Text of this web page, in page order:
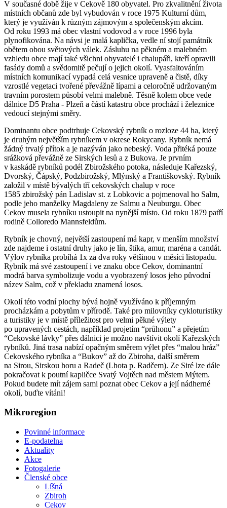
V současné době žije v Cekově 180 obyvatel. Pro zkvalitnění života
místních občanů zde byl vybudován v roce 1975 Kulturní dům,
který je využíván k různým zájmovým a společenským akcím.
Od roku 1993 má obec vlastní vodovod a v roce 1996 byla
plynofikována. Na návsi je malá kaplička, vedle ní stojí památník
obětem obou světových válek. Zásluhu na pěkném a malebném
vzhledu obce mají také všichni obyvatelé i chalupáři, kteří opravili
fasády domů a svědomitě pečují o jejich okolí. Vyasfaltováním
místních komunikací vypadá celá vesnice upraveně a čistě, díky
vzrostlé vegetaci tvořené převážně lípami a celoročně udržovaným
travním porostem působí velmi malebně. Těsně kolem obce vede
dálnice D5 Praha - Plzeň a částí katastru obce prochází i železnice
vedoucí stejnými směry.
Dominantu obce podtrhuje Cekovský rybník o rozloze 44 ha, který
je druhým největším rybníkem v okrese Rokycany. Rybník nemá
žádný trvalý přítok a je nazýván jako nebeský. Voda přitéká pouze
srážková převážně ze Sirských lesů a z Bukova. Je prvním
v kaskádě rybníků podél Zbirožského potoka, následuje Kařezský,
Dvorský, Čápský, Podzbirožský, Mlýnský a Františkovský. Rybník
založil v místě bývalých tří cekovských chalup v roce
1585 zbirožský pán Ladislav st. z Lobkovic a pojmenoval ho Salm,
podle jeho manželky Magdaleny ze Salmu a Neuburgu. Obec
Cekov musela rybníku ustoupit na nynější místo. Od roku 1879 patří
rodině Colloredo Mannsfeldům.
Rybník je chovný, největší zastoupení má kapr, v menším množství
zde najdeme i ostatní druhy jako je lín, štika, amur, maréna a candát.
Výlov rybníka probíhá 1x za dva roky většinou v měsíci listopadu.
Rybník má své zastoupení i ve znaku obce Cekov, dominantní
modrá barva symbolizuje vodu a vyobrazený losos jeho původní
název Salm, což v překladu znamená losos.
Okolí této vodní plochy bývá hojně využíváno k příjemným
procházkám a pobytům v přírodě. Také pro milovníky cykloturistiky
a turistiky je v místě příležitost pro velmi pěkné výlety
po upravených cestách, například projetím “průhonu” a přejetím
“Cekovské lávky” přes dálnici je možno navštívit okolí Kařezských
rybníků. Jiná trasa nabízí opačným směrem výlet přes “malou hráz”
Cekovského rybníka a “Bukov” až do Zbiroha, další směrem
na Sirou, Sirskou horu a Radeč (Lhota p. Radčem). Ze Siré lze dále
pokračovat k poutní kapličce Svatý Vojtěch nad městem Mýtem.
Pokud budete mít zájem sami poznat obec Cekov a její nádherné
okolí, buďte vítáni!
Mikroregion
Povinné informace
E-podatelna
Aktuality
Akce
Fotogalerie
Členské obce
Líšná
Zbiroh
Cekov